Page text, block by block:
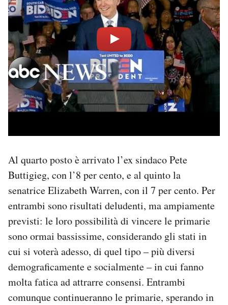
Al quarto posto è arrivato l’ex sindaco Pete
Buttigieg, con l’8 per cento, e al quinto la
senatrice Elizabeth Warren, con il 7 per cento. Per
entrambi sono risultati deludenti, ma ampiamente
previsti: le loro possibilità di vincere le primarie
sono ormai bassissime, considerando gli stati in
cui si voterà adesso, di quel tipo – più diversi
demograficamente e socialmente – in cui fanno
molta fatica ad attrarre consensi. Entrambi
comunque continueranno le primarie, sperando in